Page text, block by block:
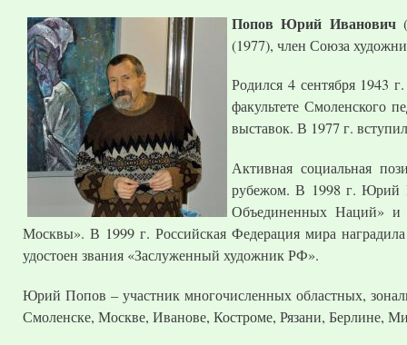
Попов Юрий Иванович
(1977), член Союза
Родился 4 сентября 1943
факультете Смоленского
выставок. В 1977 г.
Активная социальная
рубежом. В 1998 г. Юрий
Объединенных Наций» и
Москвы». В 1999 г. Российская Федерация мира
удостоен звания «Заслуженный художник РФ».
Юрий Попов – участник многочисленных областных,
Смоленске, Москве, Иванове, Костроме, Рязани, Берлине,